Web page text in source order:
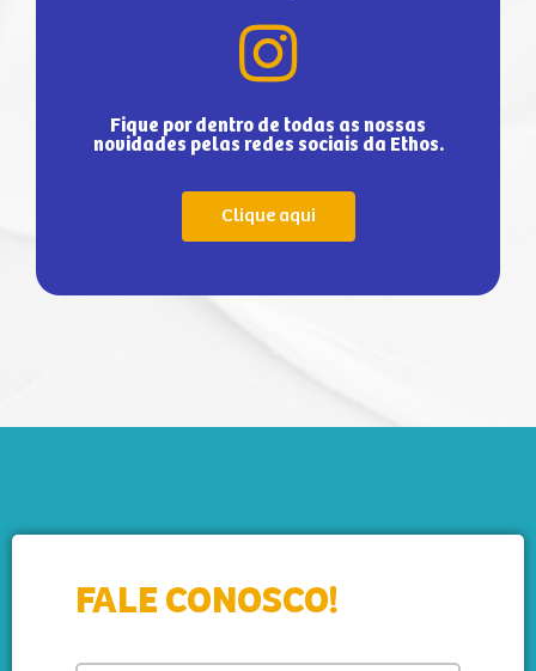
Fique por dentro de todas as nossas
novidades pelas redes sociais da Ethos.
Clique aqui
FALE CONOSCO!